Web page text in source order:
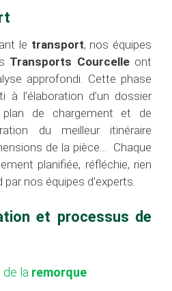
le transport, nos équipes
Transports Courcelleont
approfondi. Cette phase
à l’élaboration d’un dossier
de chargement et de
du meilleur itinéraire
de la pièce… Chaque
planifiée, réfléchie, rien
par nos équipes d’experts.
et processus de
de la remorque